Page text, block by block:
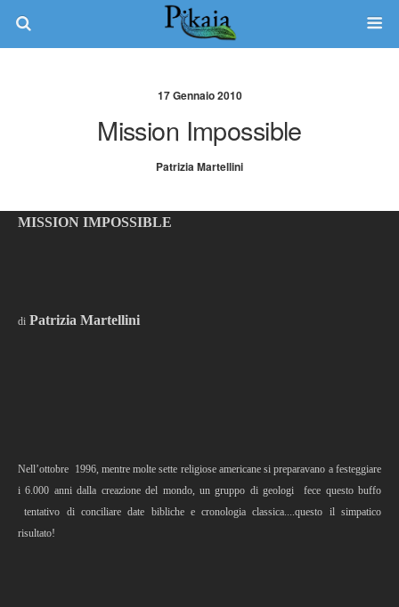
17 Gennaio 2010
Mission Impossible
Patrizia Martellini
MISSION IMPOSSIBLE
di Patrizia Martellini
Nell’ottobre 1996, mentre molte sette religiose americane si preparavano a festeggiare
i 6.000 anni dalla creazione del mondo, un gruppo di geologi
fece questo buffo
tentativo di conciliare date bibliche e cronologia classica....questo il simpatico
risultato!